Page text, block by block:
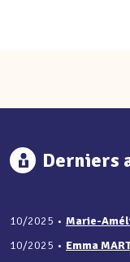
Derniers
10/2025 • Marie-
10/2025 • Emma